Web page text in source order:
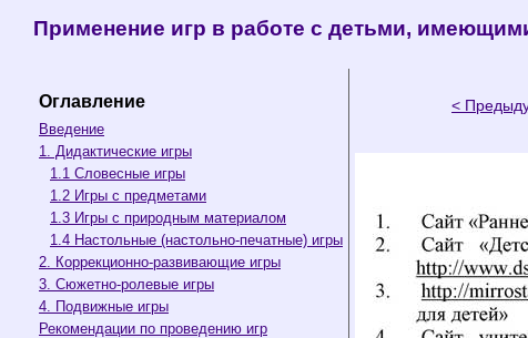
Применение игр в работе с детьми,
Оглавление
Введение
1. Дидактические игры
1.1 Словесные игры
1.2 Игры с предметами
1.3 Игры с природным материалом
1.4 Настольные (настольно-печатные) игры
2. Коррекционно-развивающие игры
3. Сюжетно-ролевые игры
4. Подвижные игры
Рекомендации по проведению игр
<